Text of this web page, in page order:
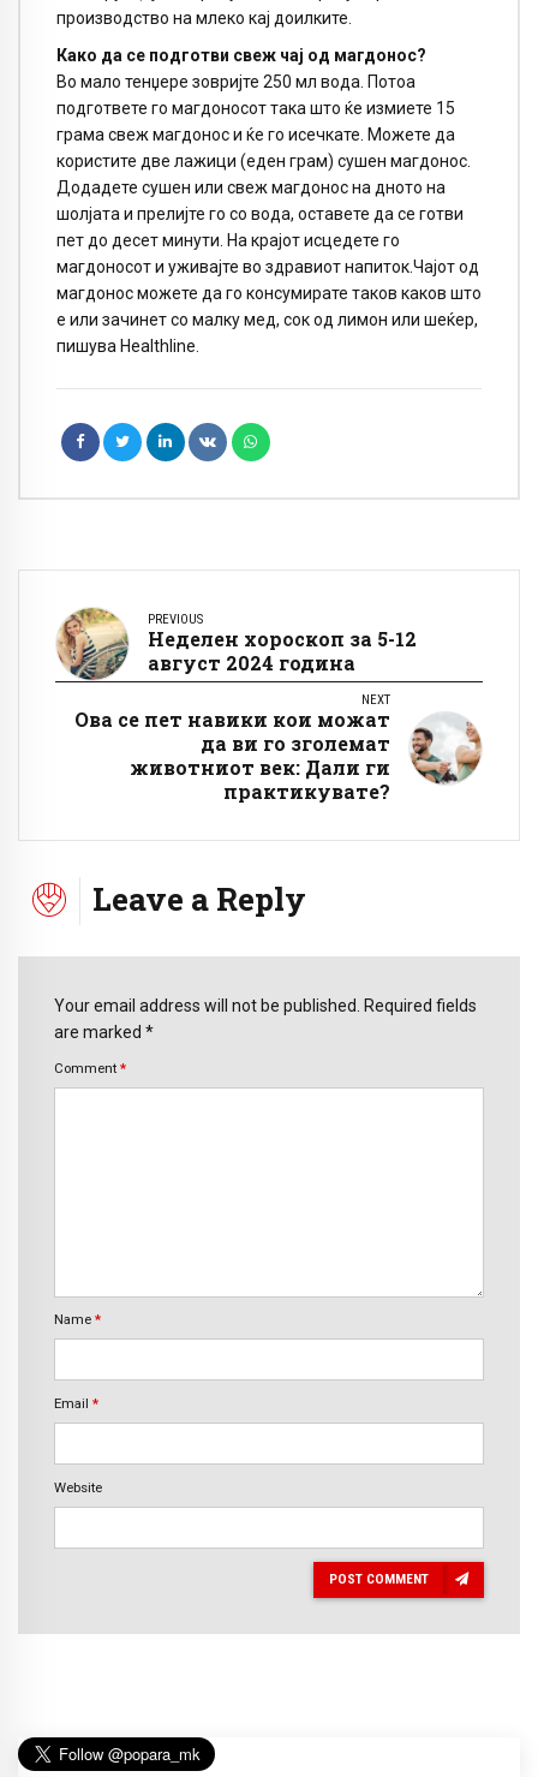
производство на млеко кај доилките.
Како да се подготви свеж чај од магдонос?
Во мало тенџере зовријте 250 мл вода. Потоа
подгответе го магдоносот така што ќе измиете 15
грама свеж магдонос и ќе го исечкате. Можете да
користите две лажици (еден грам) сушен магдонос.
Додадете сушен или свеж магдонос на дното на
шолјата и прелијте го со вода, оставете да се готви
пет до десет минути. На крајот исцедете го
магдоносот и уживајте во здравиот напиток.Чајот од
магдонос можете да го консумирате таков каков што
е или зачинет со малку мед, сок од лимон или шеќер,
пишува Healthline.
PREVIOUS
Неделен хороскоп за 5-12
август 2024 година
NEXT
Ова се пет навики кои можат
да ви го зголемат
животниот век: Дали ги
практикувате?
Leave a Reply
Your email address will not be published. Required fields
are marked *
Comment *
Name *
Email *
Website
POST COMMENT